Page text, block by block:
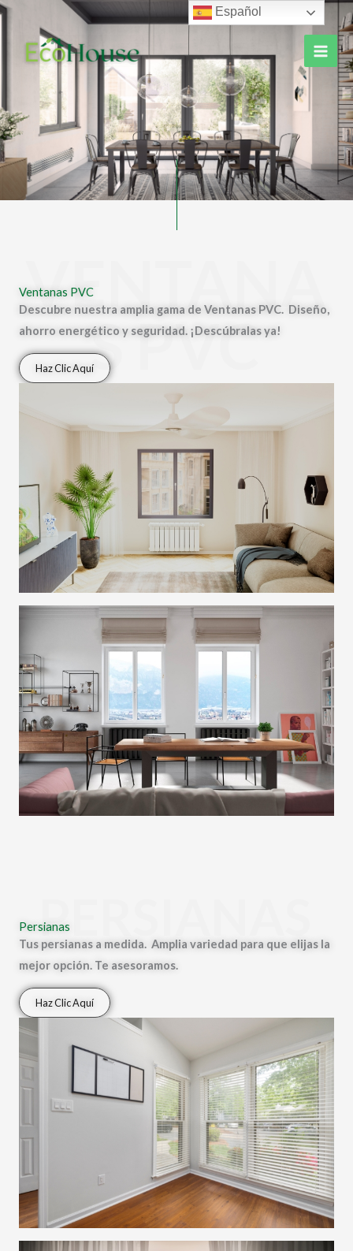
Ir
contenido
VENTANA
S PVC
Ventanas PVC
Descubre nuestra amplia gama de Ventanas PVC. Diseño,
ahorro energético y seguridad. ¡Descúbralas ya!
Haz Clic Aquí
PERSIANAS
Persianas
Tus persianas a medida. Amplia variedad para que elijas la
mejor opción. Te asesoramos.
Haz Clic Aquí
Español